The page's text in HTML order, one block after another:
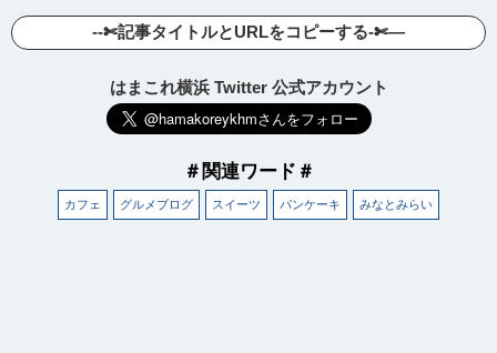
--✄記事タイトルとURLをコピーする-✄—
はまこれ横浜 Twitter 公式アカウント
＃関連ワード＃
カフェ グルメブログ スイーツ パンケーキ みなとみらい